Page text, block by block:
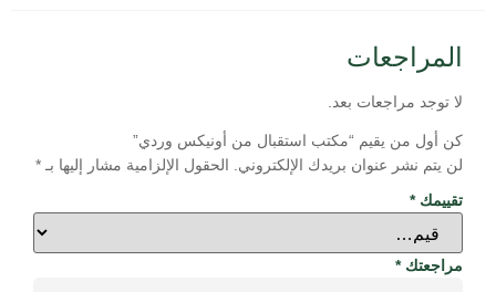
المراجعات
لا توجد مراجعات بعد.
كن أول من يقيم “مكتب استقبال من أونيكس وردي”
لن يتم نشر عنوان بريدك الإلكتروني. الحقول الإلزامية مشار إليها بـ *
تقييمك*
مراجعتك*